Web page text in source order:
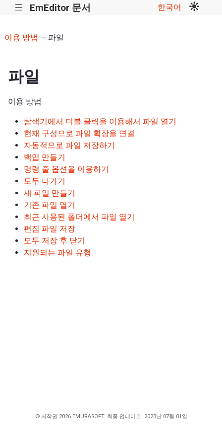
||| EmEditor 문서 한국어
이용 방법 — 파일
파일
이용 방법...
탐색기에서 더블 클릭을 이용해서 파일 열기
현재 구성으로 파일 확장을 연결
자동적으로 파일 저장하기
백업 만들기
명령 줄 옵션을 이용하기
모두 나가기
새 파일 만들기
기존 파일 열기
최근 사용된 폴더에서 파일 열기
편집 파일 저장
모두 저장 후 닫기
지원되는 파일 유형
© 저작권 2026 EMURASOFT. 최종 업데이트: 2023년 07월 01일